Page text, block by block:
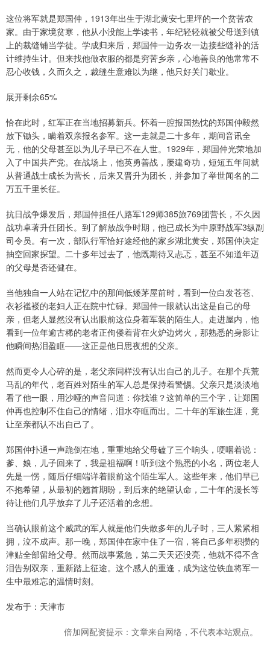
这位将军就是郑国仲，1913年出生于湖北黄安七里坪的一个贫苦农
家。由于家境贫寒，他从小没能上学读书，年纪轻轻就被父母送到镇
上的裁缝铺当学徒。学成归来后，郑国仲一边务农一边接些缝补的活
计维持生计。但来找他做衣服的都是穷苦乡亲，心地善良的他常常不
忍心收钱，久而久之，裁缝生意难以为继，他只好关门歇业。
展开剩余65%
恰在此时，红军正在当地招募新兵。怀着一腔报国热忱的郑国仲毅然
放下锄头，瞒着双亲报名参军。这一走就是二十多年，期间音讯全
无，他的父母甚至以为儿子早已不在人世。1929年，郑国仲光荣地加
入了中国共产党。在战场上，他英勇善战，屡建奇功，短短五年间就
从普通战士成长为营长，后来又晋升为团长，并参加了举世闻名的二
万五千里长征。
抗日战争爆发后，郑国仲担任八路军129师385旅769团营长，不久因
战功卓著升任团长。到了解放战争时期，他已成长为中原野战军3纵副
司令员。有一次，部队行军恰好途经他的家乡湖北黄安，郑国仲决定
抽空回家探望。二十多年过去了，他既期待又忐忑，甚至不知道年迈
的父母是否还健在。
当他独自一人站在记忆中的那间低矮茅屋前时，看到一位白发苍苍、
衣衫褴褛的老妇人正在院中忙碌。郑国仲一眼就认出这是自己的母
亲，但老人显然没有认出眼前这位身着军装的陌生人。走进屋内，他
看到一位年逾古稀的老者正佝偻着背在火炉边烤火，那熟悉的身影让
他瞬间热泪盈眶——这正是他日思夜想的父亲。
然而更令人心碎的是，老父亲同样没有认出自己的儿子。在那个兵荒
马乱的年代，老百姓对陌生的军人总是保持着警惕。父亲只是淡淡地
看了他一眼，用沙哑的声音问道：你找谁？这简单的三个字，让郑国
仲再也控制不住自己的情绪，泪水夺眶而出。二十年的军旅生涯，竟
让至亲都认不出自己了。
郑国仲扑通一声跪倒在地，重重地给父母磕了三个响头，哽咽着说：
爹、娘，儿子回来了，我是祖福啊！听到这个熟悉的小名，两位老人
先是一愣，随后仔细端详着眼前这个陌生军人。这些年来，他们早已
不抱希望，从最初的翘首期盼，到后来的绝望认命，二十年的漫长等
待让他们几乎放弃了儿子还活着的念想。
当确认眼前这个威武的军人就是他们失散多年的儿子时，三人紧紧相
拥，泣不成声。那一晚，郑国仲在家中住了一宿，将自己多年积攒的
津贴全部留给父母。然而战事紧急，第二天天还没亮，他就不得不含
泪告别双亲，重新踏上征途。这个感人的重逢，成为这位铁血将军一
生中最难忘的温情时刻。
发布于：天津市
倍加网配资提示：文章来自网络，不代表本站观点。